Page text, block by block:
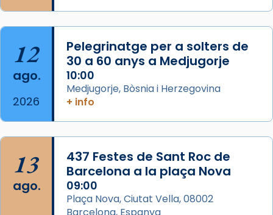
que les santes són filles de l’antiga Iluro.
Mataró en reivindicarà les relíq
Foto
View on Facebook ·
12
ago.
2026
Pelegrinatge per a solters de
30 a 60 anys a Medjugorje
10:00
Medjugorje, Bòsnia i Herzegovina
+ info
13
ago.
437 Festes de Sant Roc de
Barcelona a la plaça Nova
09:00
Plaça Nova, Ciutat Vella, 08002
Barcelona, Espanya